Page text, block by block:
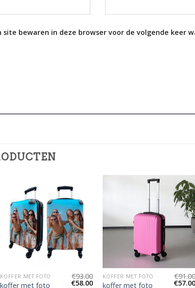
site bewaren in deze browser voor de volgende keer
KOFFER MET FOTO
koffer met foto
€93.00
€58.00
KOFFER MET FOTO
koffer met foto
€91.00
€57.00